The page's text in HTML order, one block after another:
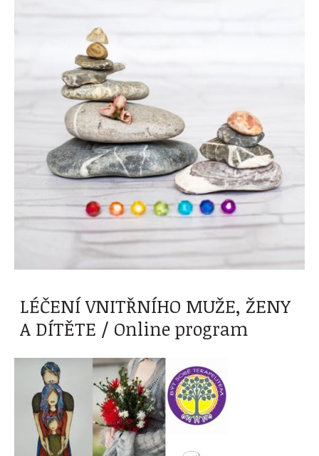
LÉČENÍ VNITŘNÍHO MUŽE, ŽENY
A DÍTĚTE / Online program